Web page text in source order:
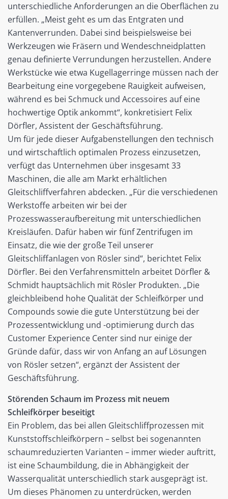
unterschiedliche Anforderungen an die Oberflächen zu
erfüllen. „Meist geht es um das Entgraten und
Kantenverrunden. Dabei sind beispielsweise bei
Werkzeugen wie Fräsern und Wendeschneidplatten
genau definierte Verrundungen herzustellen. Andere
Werkstücke wie etwa Kugellagerringe müssen nach der
Bearbeitung eine vorgegebene Rauigkeit aufweisen,
während es bei Schmuck und Accessoires auf eine
hochwertige Optik ankommt“, konkretisiert Felix
Dörfler, Assistent der Geschäftsführung.
Um für jede dieser Aufgabenstellungen den technisch
und wirtschaftlich optimalen Prozess einzusetzen,
verfügt das Unternehmen über insgesamt 33
Maschinen, die alle am Markt erhältlichen
Gleitschliffverfahren abdecken. „Für die verschiedenen
Werkstoffe arbeiten wir bei der
Prozesswasseraufbereitung mit unterschiedlichen
Kreisläufen. Dafür haben wir fünf Zentrifugen im
Einsatz, die wie der große Teil unserer
Gleitschliffanlagen von Rösler sind“, berichtet Felix
Dörfler. Bei den Verfahrensmitteln arbeitet Dörfler &
Schmidt hauptsächlich mit Rösler Produkten. „Die
gleichbleibend hohe Qualität der Schleifkörper und
Compounds sowie die gute Unterstützung bei der
Prozessentwicklung und -optimierung durch das
Customer Experience Center sind nur einige der
Gründe dafür, dass wir von Anfang an auf Lösungen
von Rösler setzen“, ergänzt der Assistent der
Geschäftsführung.
Störenden Schaum im Prozess mit neuem
Schleifkörper beseitigt
Ein Problem, das bei allen Gleitschliffprozessen mit
Kunststoffschleifkörpern – selbst bei sogenannten
schaumreduzierten Varianten – immer wieder auftritt,
ist eine Schaumbildung, die in Abhängigkeit der
Wasserqualität unterschiedlich stark ausgeprägt ist.
Um dieses Phänomen zu unterdrücken, werden